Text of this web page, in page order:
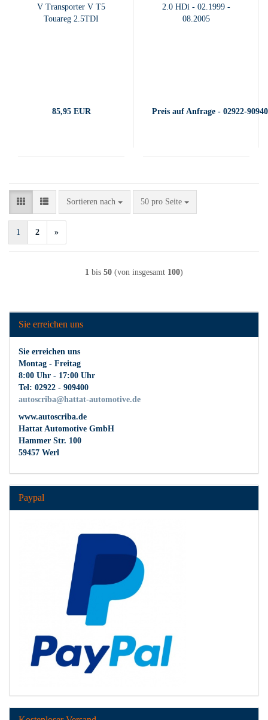
V Transporter V T5
Touareg 2.5TDI
85,95 EUR
2.0 HDi - 02.1999 -
08.2005
Preis auf Anfrage - 02922-
Sortieren nach
Sortieren nach 50 pro Seite
pro Seite
1 2 »
1 bis 50 (von insgesamt 100)
Sie erreichen uns
Sie erreichen uns
Montag - Freitag
8:00 Uhr - 17:00 Uhr
Tel: 02922 - 909400
autoscriba@hattat-automotive.de
www.autoscriba.de
Hattat Automotive GmbH
Hammer Str. 100
59457 Werl
Paypal